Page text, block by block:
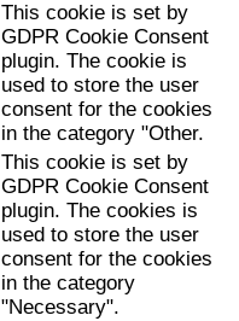
This cookie is set by
GDPR Cookie Consent
plugin. The cookie is
used to store the user
consent for the cookies
in the category "Other.
This cookie is set by
GDPR Cookie Consent
plugin. The cookies is
used to store the user
consent for the cookies
in the category
"Necessary".